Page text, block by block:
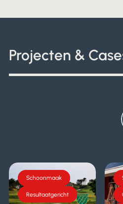
Projecten &
Schoonmaak
Resultaatgericht